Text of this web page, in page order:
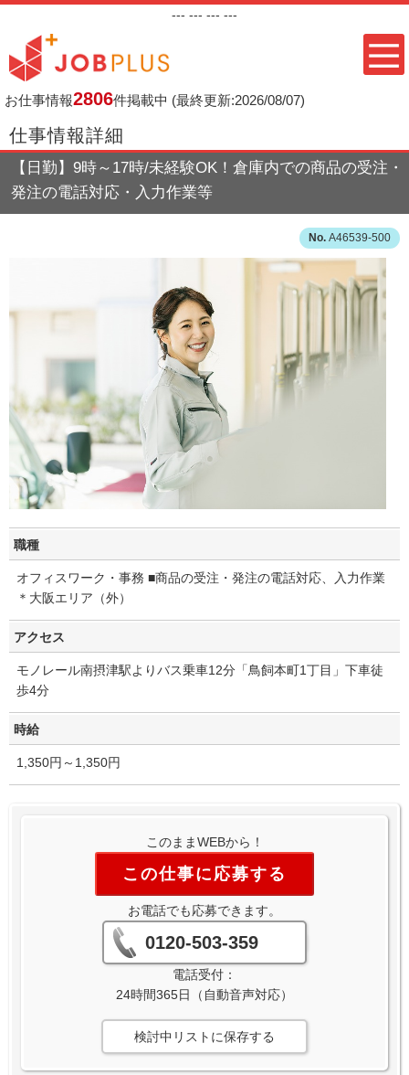
--- --- --- ---
お仕事情報2806件掲載中 (最終更新:2026/08/07)
仕事情報詳細
【日勤】9時～17時/未経験OK！倉庫内での商品の受注・
発注の電話対応・入力作業等
A46539-500
職種
オフィスワーク・事務 ■商品の受注・発注の電話対応、入力作業
＊大阪エリア（外）
アクセス
モノレール南摂津駅よりバス乗車12分「鳥飼本町1丁目」下車徒
歩4分
時給
1,350円～1,350円
このままWEBから！
この仕事に応募する
お電話でも応募できます。
0120-503-359
電話受付：
24時間365日（自動音声対応）
検討中リストに保存する